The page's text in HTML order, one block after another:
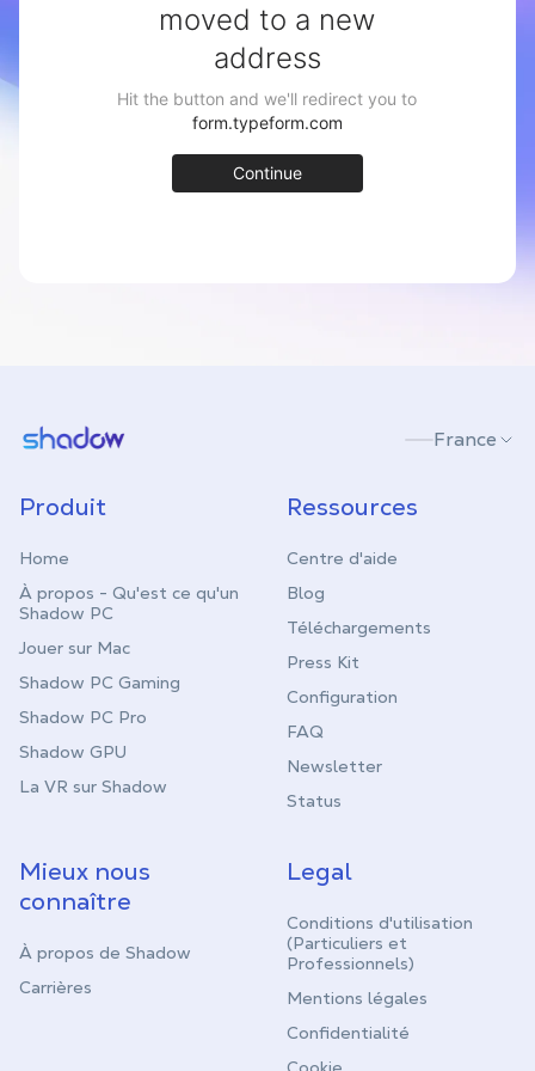
Shadow.tech France
Produit
Home
À propos - Qu'est ce qu'un
Shadow PC
Jouer sur Mac
Shadow PC Gaming
Shadow PC Pro
Shadow GPU
La VR sur Shadow
Ressources
Centre d'aide
Blog
Téléchargements
Press Kit
Configuration
FAQ
Newsletter
Status
Mieux nous
connaître
À propos de Shadow
Carrières
Legal
Conditions d'utilisation
(Particuliers et
Professionnels)
Mentions légales
Confidentialité